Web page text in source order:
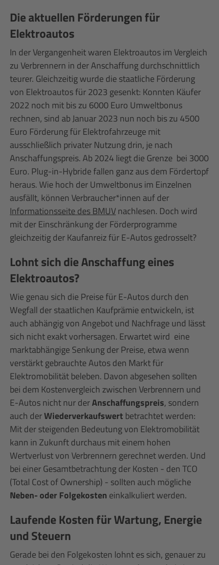
Die aktuellen Förderungen für
Elektroautos
In der Vergangenheit waren Elektroautos im Vergleich
zu Verbrennern in der Anschaffung durchschnittlich
teurer. Gleichzeitig wurde die staatliche Förderung
von Elektroautos für 2023 gesenkt: Konnten Käufer
2022 noch mit bis zu 6000 Euro Umweltbonus
rechnen, sind ab Januar 2023 nun noch bis zu 4500
Euro Förderung für Elektrofahrzeuge mit
ausschließlich privater Nutzung drin, je nach
Anschaffungspreis. Ab 2024 liegt die Grenze bei 3000
Euro. Plug-in-Hybride fallen ganz aus dem Fördertopf
heraus. Wie hoch der Umweltbonus im Einzelnen
ausfällt, können Verbraucher*innen auf der
Informationsseite des BMUVnachlesen. Doch wird
mit der Einschränkung der Förderprogramme
gleichzeitig der Kaufanreiz für E-Autos gedrosselt?
Lohnt sich die Anschaffung eines
Elektroautos?
Wie genau sich die Preise für E-Autos durch den
Wegfall der staatlichen Kaufprämie entwickeln, ist
auch abhängig von Angebot und Nachfrage und lässt
sich nicht exakt vorhersagen. Erwartet wird eine
marktabhängige Senkung der Preise, etwa wenn
verstärkt gebrauchte Autos den Markt für
Elektromobilität beleben. Davon abgesehen sollten
bei dem Kostenvergleich zwischen Verbrennern und
E-Autos nicht nur derAnschaffungspreis, sondern
auch derWiederverkaufswert betrachtet werden:
Mit der steigenden Bedeutung von Elektromobilität
kann in Zukunft durchaus mit einem hohen
Wertverlust von Verbrennern gerechnet werden. Und
bei einer Gesamtbetrachtung der Kosten - den TCO
(Total Cost of Ownership) - sollten auch mögliche
Neben- oder Folgekosten einkalkuliert werden.
Laufende Kosten für Wartung, Energie
und Steuern
Gerade bei den Folgekosten lohnt es sich, genauer zu